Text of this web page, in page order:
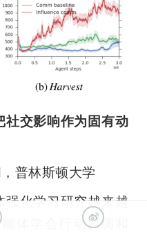
社交影响作为固有动
普林斯顿大学
强化学习研究越来越
体学会行动协调和